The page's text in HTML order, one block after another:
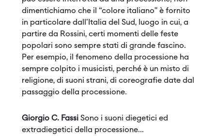
dimentichiamo che il “colore italiano” è fornito
in particolare dall'Italia del Sud, luogo in cui, a
partire da Rossini, certi momenti delle feste
popolari sono sempre stati di grande fascino.
Per esempio, il fenomeno della processione ha
sempre colpito i musicisti, perché è un misto di
religione, di suoni strani, di coreografie date dal
passaggio della processione.
Giorgio C. Fassi Sono i suoni diegetici ed
extradiegetici della processione...